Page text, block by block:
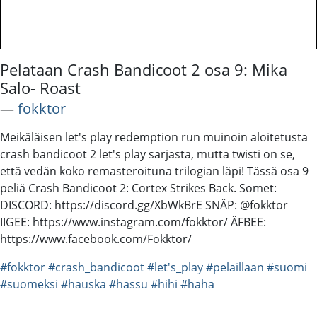
Pelataan Crash Bandicoot 2 osa 9: Mika
Salo- Roast
―fokktor
Meikäläisen let's play redemption run muinoin aloitetusta
crash bandicoot 2 let's play sarjasta, mutta twisti on se,
että vedän koko remasteroituna trilogian läpi! Tässä osa 9
peliä Crash Bandicoot 2: Cortex Strikes Back. Somet:
DISCORD: https://discord.gg/XbWkBrE SNÄP: @fokktor
IIGEE: https://www.instagram.com/fokktor/ ÄFBEE:
https://www.facebook.com/Fokktor/
#fokktor#crash_bandicoot#let's_play#pelaillaan #suomi
#suomeksi #hauska #hassu #hihi #haha